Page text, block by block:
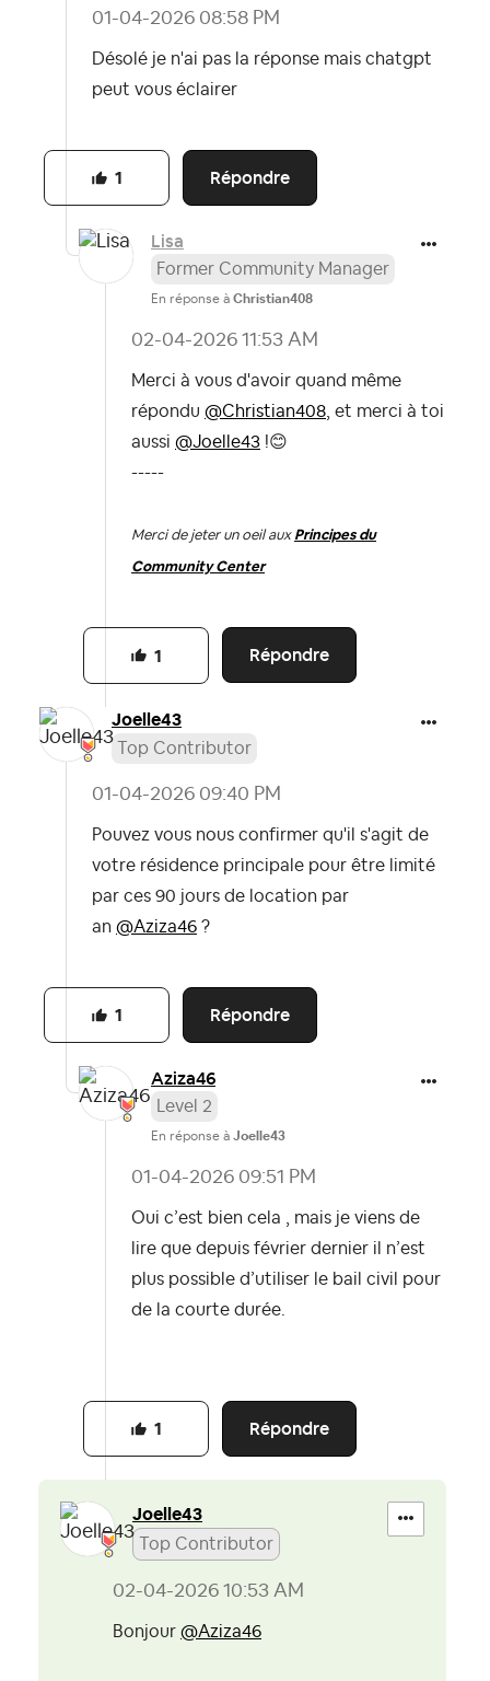
‎01-04-2026 08:58 PM
Désolé je n'ai pas la réponse mais chatgpt
peut vous éclairer
Répondre
1
Lisa
Former Community Manager
En réponse à Christian408
‎02-04-2026 11:53 AM
Merci à vous d'avoir quand même
répondu @Christian408, et merci à toi
aussi @Joelle43 !😊
-----
Merci de jeter un oeil aux Principes du
Community Center
Répondre
1
Joelle43
Top Contributor
‎01-04-2026 09:40 PM
Pouvez vous nous confirmer qu'il s'agit de
votre résidence principale pour être limité
par ces 90 jours de location par
an @Aziza46 ?
Répondre
1
Aziza46
Level 2
En réponse à Joelle43
‎01-04-2026 09:51 PM
Oui c’est bien cela , mais je viens de
lire que depuis février dernier il n’est
plus possible d’utiliser le bail civil pour
de la courte durée.
Répondre
1
Joelle43
Top Contributor
‎02-04-2026 10:53 AM
Bonjour @Aziza46